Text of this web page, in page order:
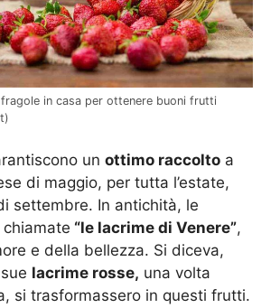
in casa per ottenere buoni frutti
un ottimo raccolto a
di maggio, per tutta l’estate,
settembre. In antichità, le
“le lacrime di Venere”,
e della bellezza. Si diceva,
lacrime rosse, una volta
si trasformassero in questi frutti.